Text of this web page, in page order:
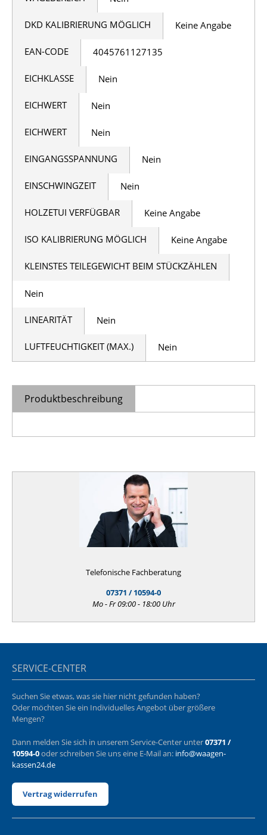
DKD KALIBRIERUNG MÖGLICH Keine Angabe
EAN-CODE 4045761127135
EICHKLASSE Nein
EICHWERT Nein
EICHWERT Nein
EINGANGSSPANNUNG Nein
EINSCHWINGZEIT Nein
HOLZETUI VERFÜGBAR Keine Angabe
ISO KALIBRIERUNG MÖGLICH Keine Angabe
KLEINSTES TEILEGEWICHT BEIM STÜCKZÄHLEN
Nein
LINEARITÄT Nein
LUFTFEUCHTIGKEIT (MAX.) Nein
Produktbeschreibung
Telefonische Fachberatung
07371 / 10594-0
Mo - Fr 09:00 - 18:00 Uhr
SERVICE-CENTER
Suchen Sie etwas, was sie hier nicht gefunden haben?
Oder möchten Sie ein Individuelles Angebot über größere
Mengen?
Dann melden Sie sich in unserem Service-Center unter07371 /
10594-0oder schreiben Sie uns eine E-Mail an: info@waagen-
kassen24.de
Vertrag widerrufen